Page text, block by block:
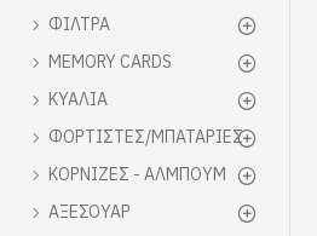
ΦΙΛΤΡΑ
MEMORY CARDS
ΚΥΑΛΙΑ
ΦΟΡΤΙΣΤΕΣ/ΜΠΑΤΑΡΙΕΣ
ΚΟΡΝΙΖΕΣ - ΑΛΜΠΟΥΜ
ΑΞΕΣΟΥΑΡ